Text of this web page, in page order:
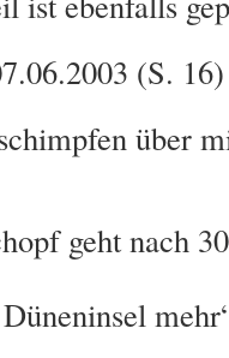
(S. 16)
über
geht nach